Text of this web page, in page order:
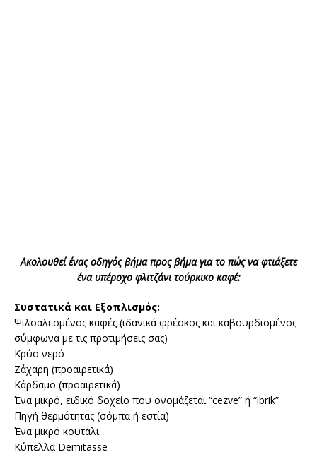
Ακολουθεί ένας οδηγός βήμα προς βήμα για το πώς να φτιάξετε
ένα υπέροχο φλιτζάνι τούρκικο καφέ:
Συστατικά και Εξοπλισμός:
Ψιλοαλεσμένος καφές (ιδανικά φρέσκος και καβουρδισμένος
σύμφωνα με τις προτιμήσεις σας)
Κρύο νερό
Ζάχαρη (προαιρετικά)
Κάρδαμο (προαιρετικά)
Ένα μικρό, ειδικό δοχείο που ονομάζεται “cezve” ή “ibrik”
Πηγή θερμότητας (σόμπα ή εστία)
Ένα μικρό κουτάλι
Κύπελλα Demitasse